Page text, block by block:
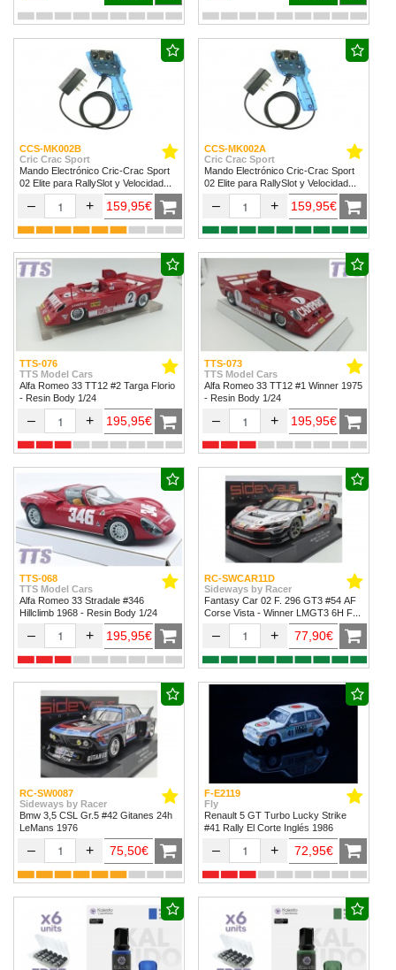
CCS-MK002B
Cric Crac Sport
Mando Electrónico Cric-Crac Sport
02 Elite para RallySlot y Velocidad
1/32 & 1/24.
– + 159,95€
CCS-MK002A
Cric Crac Sport
Mando Electrónico Cric-Crac Sport
02 Elite para RallySlot y Velocidad
1/32 & 1/24
– + 159,95€
TTS-076
TTS Model Cars
Alfa Romeo 33 TT12 #2 Targa Florio
- Resin Body 1/24
– + 195,95€
TTS-073
TTS Model Cars
Alfa Romeo 33 TT12 #1 Winner 1975
- Resin Body 1/24
– + 195,95€
TTS-068
TTS Model Cars
Alfa Romeo 33 Stradale #346
Hillclimb 1968 - Resin Body 1/24
– + 195,95€
RC-SWCAR11D
Sideways by Racer
Fantasy Car 02 F. 296 GT3 #54 AF
Corse Vista - Winner LMGT3 6H Fuji
– + 77,90€
RC-SW0087
Sideways by Racer
Bmw 3,5 CSL Gr.5 #42 Gitanes 24h
LeMans 1976
– + 75,50€
F-E2119
Fly
Renault 5 GT Turbo Lucky Strike
#41 Rally El Corte Inglés 1986
– + 72,95€